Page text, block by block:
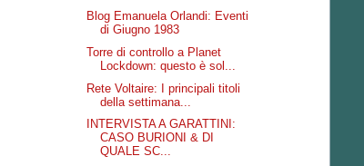
Blog Emanuela Orlandi: Eventi
di Giugno 1983
Torre di controllo a Planet
Lockdown: questo è sol...
Rete Voltaire: I principali titoli
della settimana...
INTERVISTA A GARATTINI:
CASO BURIONI & DI
QUALE SC...